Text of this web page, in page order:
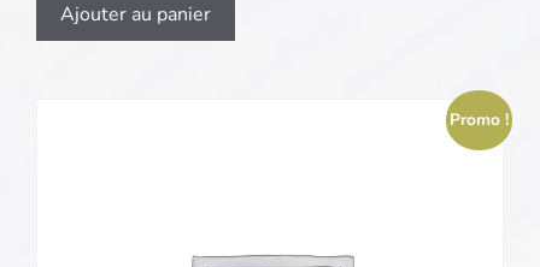
Ajouter au panier
Promo !